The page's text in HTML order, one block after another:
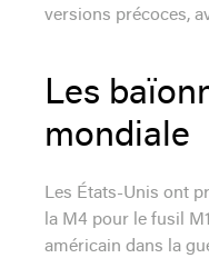
versions précoces,
Les
mondiale
Les États-Unis ont
la M4 pour le fusil
américain dans la